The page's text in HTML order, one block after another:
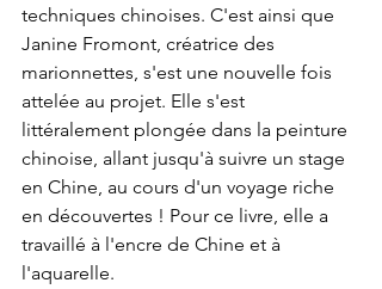
techniques chinoises. C'est ainsi que
Janine Fromont, créatrice des
marionnettes, s'est une nouvelle fois
attelée au projet. Elle s'est
littéralement plongée dans la peinture
chinoise, allant jusqu'à suivre un stage
en Chine, au cours d'un voyage riche
en découvertes ! Pour ce livre, elle a
travaillé à l'encre de Chine et à
l'aquarelle.